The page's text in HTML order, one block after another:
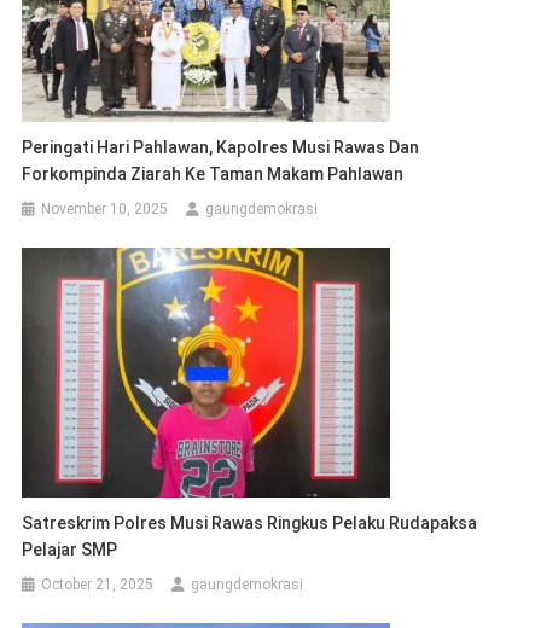
Peringati Hari Pahlawan, Kapolres Musi Rawas Dan
Forkompinda Ziarah Ke Taman Makam Pahlawan
November 10, 2025 gaungdemokrasi
Satreskrim Polres Musi Rawas Ringkus Pelaku Rudapaksa
Pelajar SMP
October 21, 2025 gaungdemokrasi